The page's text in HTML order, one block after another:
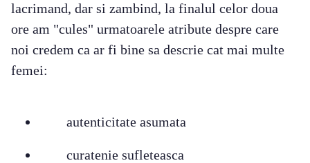
lacrimand, dar si zambind, la finalul celor doua
ore am "cules" urmatoarele atribute despre care
noi credem ca ar fi bine sa descrie cat mai multe
femei:
autenticitate asumata
curatenie sufleteasca